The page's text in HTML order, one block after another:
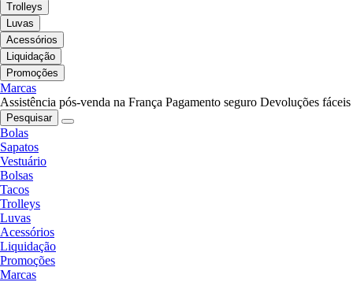
Trolleys
Luvas
Acessórios
Liquidação
Promoções
Marcas
Assistência pós-venda na França Pagamento seguro Devoluções fáceis
Pesquisar
Bolas
Sapatos
Vestuário
Bolsas
Tacos
Trolleys
Luvas
Acessórios
Liquidação
Promoções
Marcas